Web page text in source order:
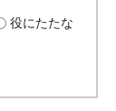
役にたたな